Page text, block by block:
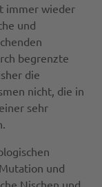
immer wieder
und
begrenzte
die
nicht, die in
sehr
und
Nischen und